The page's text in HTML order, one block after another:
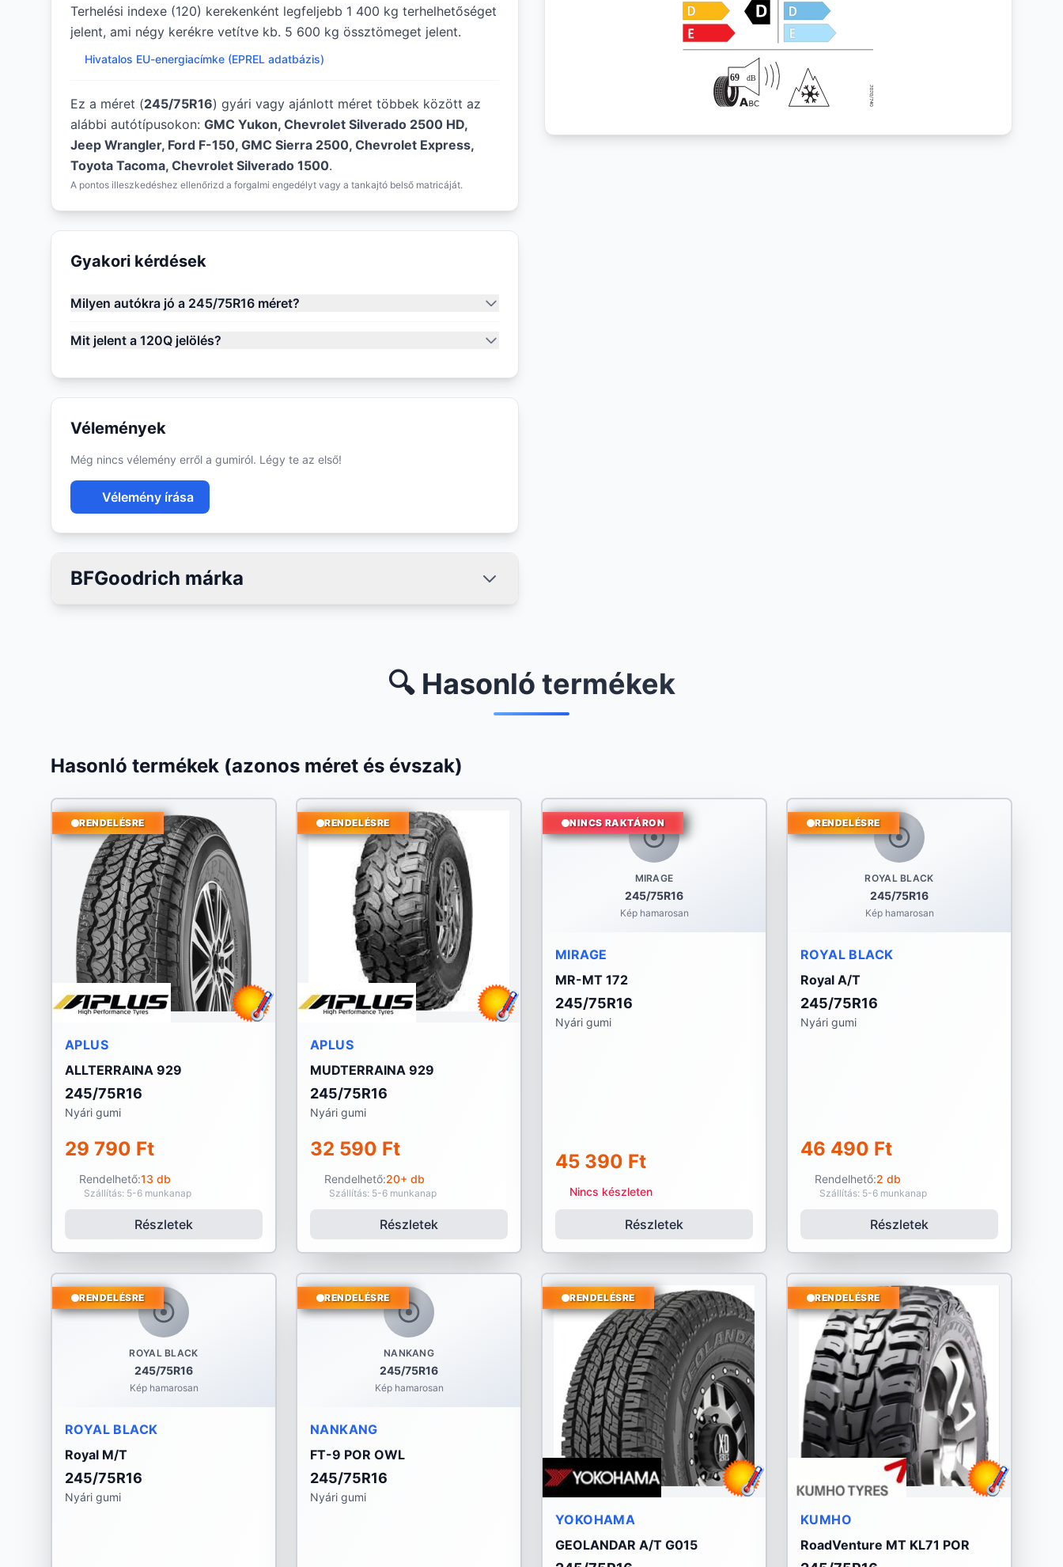
Terhelési indexe (120) kerekenként legfeljebb 1 400 kg terhelhetőséget
jelent, ami négy kerékre vetítve kb. 5 600 kg össztömeget jelent.
Hivatalos EU-energiacímke (EPREL adatbázis)
Ez a méret (245/75R16) gyári vagy ajánlott méret többek között az
alábbi autótípusokon: GMC Yukon, Chevrolet Silverado 2500 HD,
Jeep Wrangler, Ford F-150, GMC Sierra 2500, Chevrolet Express,
Toyota Tacoma, Chevrolet Silverado 1500.
A pontos illeszkedéshez ellenőrizd a forgalmi engedélyt vagy a tankajtó belső matricáját.
Gyakori kérdések
Milyen autókra jó a 245/75R16 méret?
Mit jelent a 120Q jelölés?
Vélemények
Még nincs vélemény erről a gumiról. Légy te az első!
Vélemény írása
BFGoodrich márka
🔍 Hasonló termékek
Hasonló termékek (azonos méret és évszak)
RENDELÉSRE
APLUS
ALLTERRAINA 929
245/75R16
Nyári gumi
29 790 Ft
Rendelhető:13 db
Szállítás: 5-6 munkanap
Részletek
RENDELÉSRE
APLUS
MUDTERRAINA 929
245/75R16
Nyári gumi
32 590 Ft
Rendelhető:20+ db
Szállítás: 5-6 munkanap
Részletek
MIRAGE
245/75R16
Kép hamarosan
NINCS RAKTÁRON
MIRAGE
MR-MT 172
245/75R16
Nyári gumi
45 390 Ft
Nincs készleten
Részletek
ROYAL BLACK
245/75R16
Kép hamarosan
RENDELÉSRE
ROYAL BLACK
Royal A/T
245/75R16
Nyári gumi
46 490 Ft
Rendelhető:2 db
Szállítás: 5-6 munkanap
Részletek
ROYAL BLACK
245/75R16
Kép hamarosan
RENDELÉSRE
ROYAL BLACK
Royal M/T
245/75R16
Nyári gumi
NANKANG
245/75R16
Kép hamarosan
RENDELÉSRE
NANKANG
FT-9 POR OWL
245/75R16
Nyári gumi
RENDELÉSRE
YOKOHAMA
GEOLANDAR A/T G015
RENDELÉSRE
KUMHO
RoadVenture MT KL71 POR